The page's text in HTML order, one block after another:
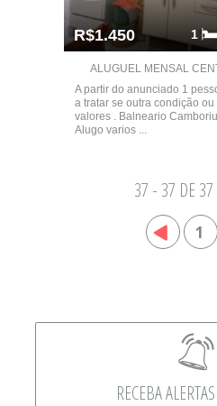
R$1.450 1
ALUGUEL MENSAL
A partir do anunciado 1
a tratar se outra condição
valores . Balneario
Alugo varios ...
37 - 37 DE
1
RECEBA